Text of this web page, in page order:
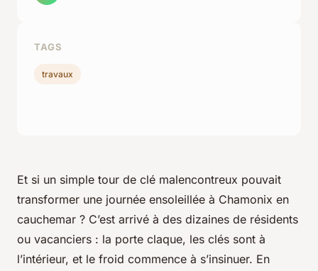
Et si un simple tour de clé malencontreux pouvait
transformer une journée ensoleillée à Chamonix en
cauchemar ? C’est arrivé à des dizaines de résidents
ou vacanciers : la porte claque, les clés sont à
l’intérieur, et le froid commence à s’insinuer. En
TAGS
travaux